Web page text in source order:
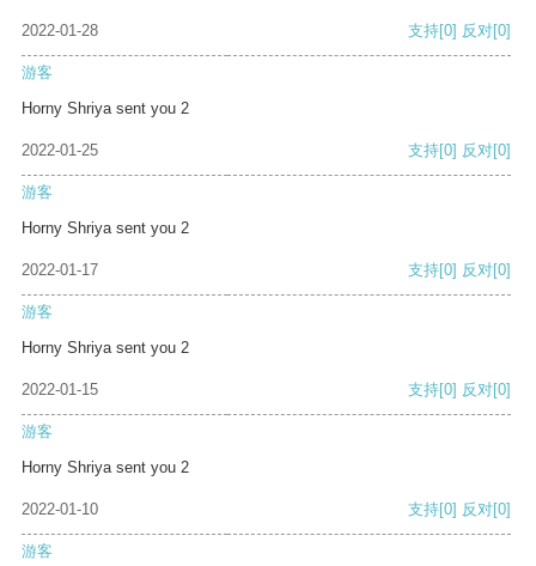
2022-01-28 支持[0] 反对[0]
游客
Horny Shriya sent you 2
2022-01-25 支持[0] 反对[0]
游客
Horny Shriya sent you 2
2022-01-17 支持[0] 反对[0]
游客
Horny Shriya sent you 2
2022-01-15 支持[0] 反对[0]
游客
Horny Shriya sent you 2
2022-01-10 支持[0] 反对[0]
游客